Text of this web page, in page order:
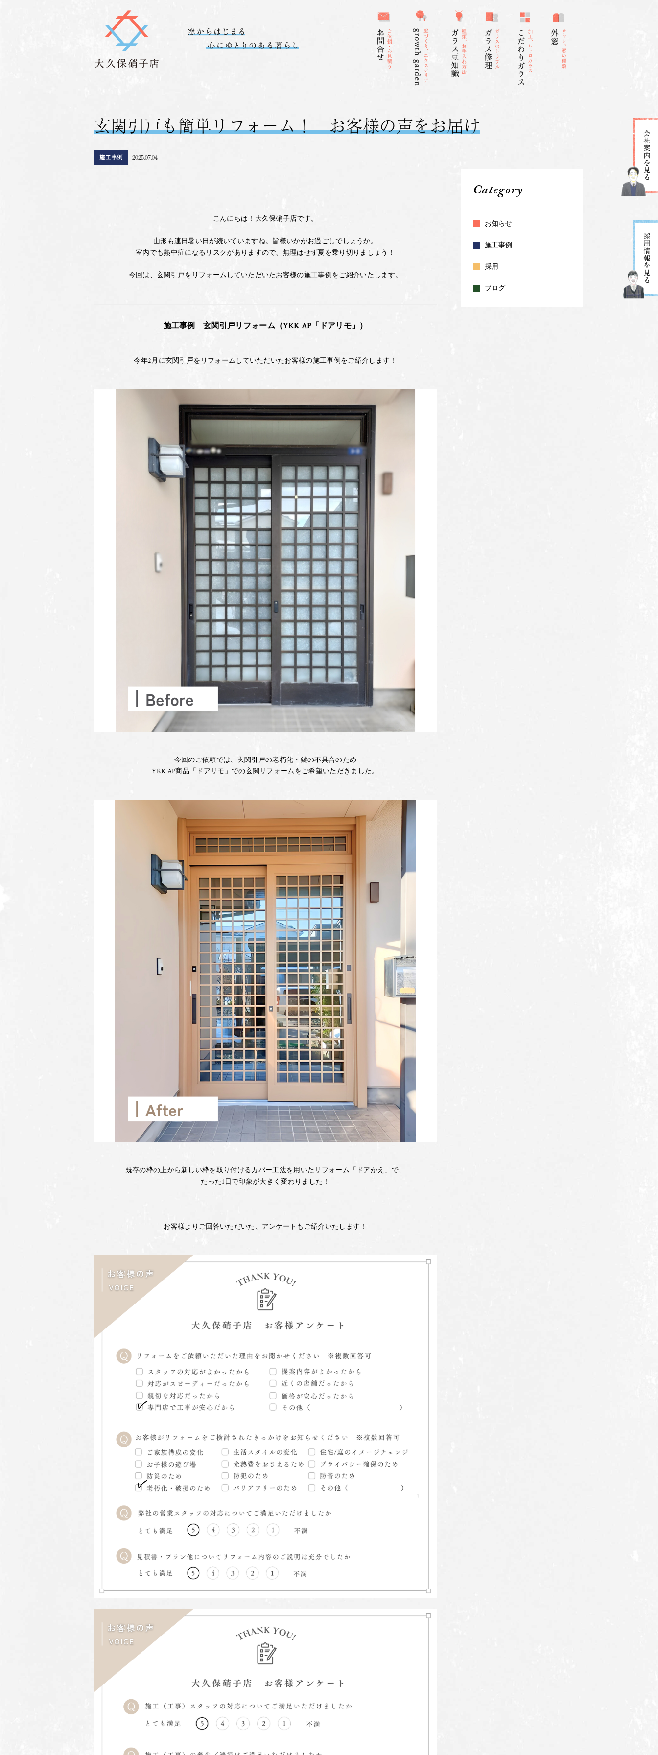
玄関引戸も簡単リフォーム！ お客様の声をお届け
施工事例 2025.07.04
こんにちは！大久保硝子店です。
山形も連日暑い日が続いていますね。皆様いかがお過ごしでしょうか。
室内でも熱中症になるリスクがありますので、無理はせず夏を乗り切りましょう！
今回は、玄関引戸をリフォームしていただいたお客様の施工事例をご紹介いたします。
施工事例 玄関引戸リフォーム（YKK AP「ドアリモ」）
今年2月に玄関引戸をリフォームしていただいたお客様の施工事例をご紹介します！
今回のご依頼では、玄関引戸の老朽化・鍵の不具合のため
YKK AP商品「ドアリモ」での玄関リフォームをご希望いただきました。
既存の枠の上から新しい枠を取り付けるカバー工法を用いたリフォーム「ドアかえ」で、
たった1日で印象が大きく変わりました！
お客様よりご回答いただいた、アンケートもご紹介いたします！
Category
お知らせ
施工事例
採用
ブログ